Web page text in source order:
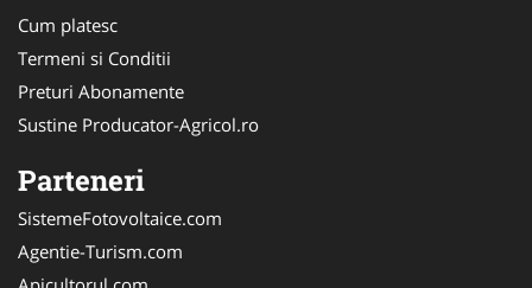
Cum platesc
Termeni si Conditii
Preturi Abonamente
Sustine Producator-Agricol.ro
Parteneri
SistemeFotovoltaice.com
Agentie-Turism.com